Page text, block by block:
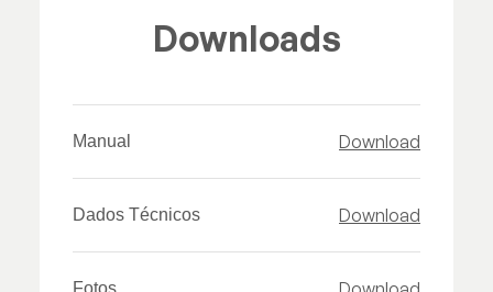
Downloads
Manual Download
Dados Técnicos Download